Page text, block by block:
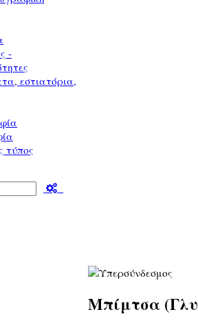
-
εστιατόρια,
τύπος
Μπίμτσα